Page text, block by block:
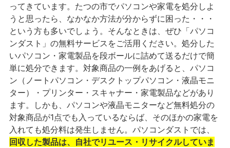
ってきています。たつの市でパソコンや家電を処分しよ
うと思ったら、なかなか方法が分からずに困った・・・
という方も多いでしょう。そんなときは、ぜひ「パソコ
ンダスト」の無料サービスをご活用ください。処分した
いパソコン・家電製品を段ボールに詰めて送るだけで簡
単に処分できます。対象商品の一例をあげると、パソコ
ン（ノートパソコン・デスクトップパソコン・液晶モニ
ター）・プリンター・スキャナー・家電製品などがあり
ます。しかも、パソコンや液晶モニターなど無料処分の
対象商品が1点でも入っているならば、そのほかの家電を
入れても処分料は発生しません。パソコンダストでは、
回収した製品は、自社でリユース・リサイクルしていま